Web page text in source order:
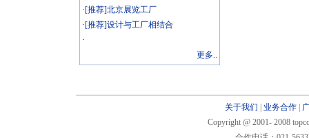
·[推荐]北京展览工厂
·[推荐]设计与工厂相结合
·
更多..
关于我们 业务合作
Copyright @ 2001- 2008